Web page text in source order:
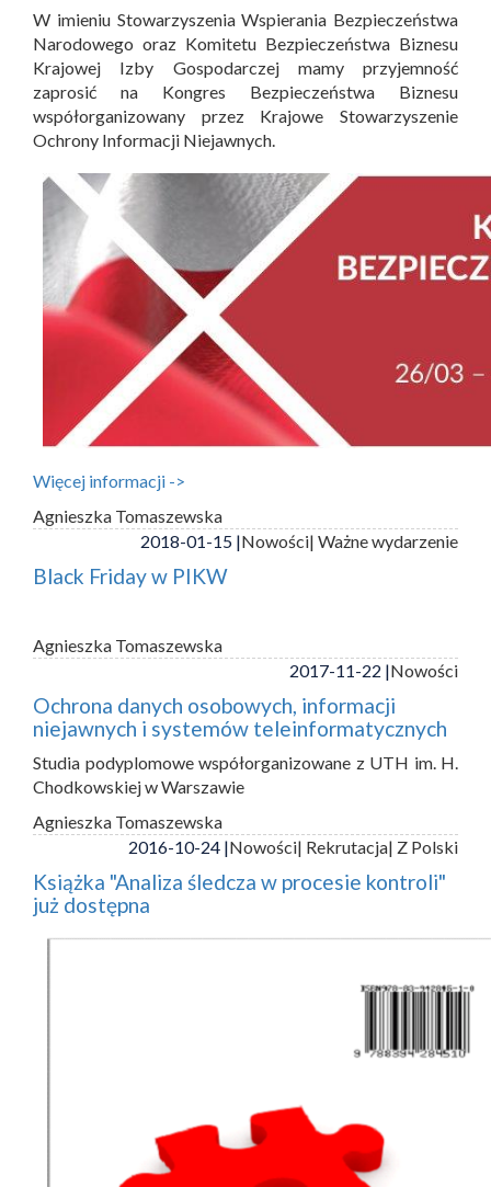
W imieniu Stowarzyszenia Wspierania Bezpieczeństwa
Narodowego oraz Komitetu Bezpieczeństwa Biznesu
Krajowej Izby Gospodarczej mamy przyjemność
zaprosić na Kongres Bezpieczeństwa Biznesu
współorganizowany przez Krajowe Stowarzyszenie
Ochrony Informacji Niejawnych.
Więcej informacji ->
Agnieszka Tomaszewska
2018-01-15 |Nowości| Ważne wydarzenie
Black Friday w PIKW
Agnieszka Tomaszewska
2017-11-22 |Nowości
Ochrona danych osobowych, informacji
niejawnych i systemów teleinformatycznych
Studia podyplomowe współorganizowane z UTH im. H.
Chodkowskiej w Warszawie
Agnieszka Tomaszewska
2016-10-24 |Nowości| Rekrutacja| Z Polski
Książka "Analiza śledcza w procesie kontroli"
już dostępna